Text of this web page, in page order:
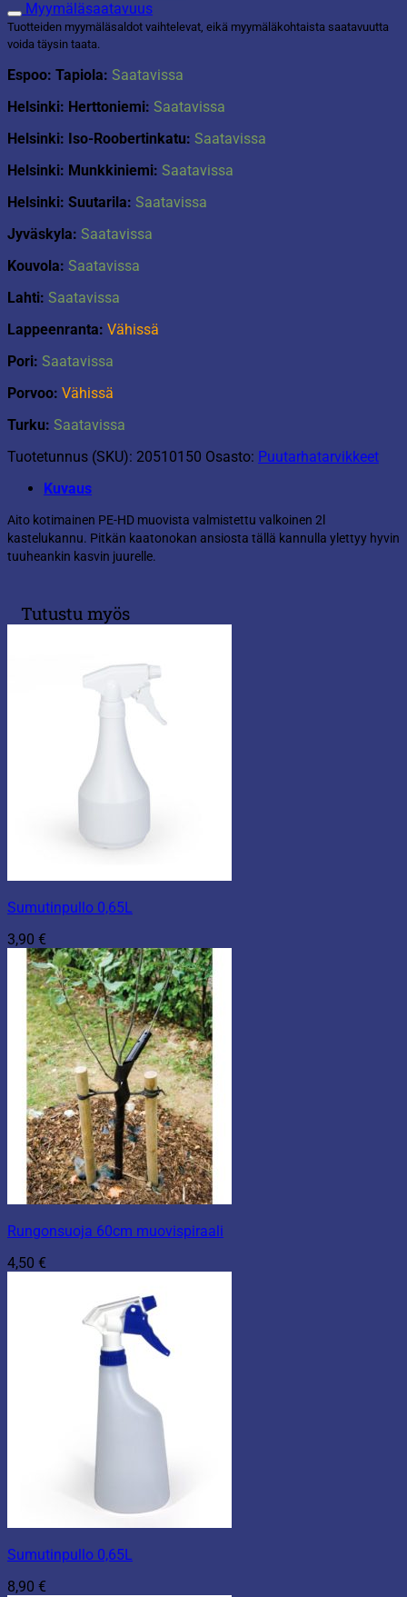
l
valkoinen
määrä
Myymäläsaatavuus
Tuotteiden myymäläsaldot vaihtelevat, eikä myymäläkohtaista saatavuutta
voida täysin taata.
Espoo: Tapiola: Saatavissa
Helsinki: Herttoniemi: Saatavissa
Helsinki: Iso-Roobertinkatu: Saatavissa
Helsinki: Munkkiniemi: Saatavissa
Helsinki: Suutarila: Saatavissa
Jyväskyla: Saatavissa
Kouvola: Saatavissa
Lahti: Saatavissa
Lappeenranta: Vähissä
Pori: Saatavissa
Porvoo: Vähissä
Turku: Saatavissa
Tuotetunnus (SKU): 20510150 Osasto: Puutarhatarvikkeet
Kuvaus
Aito kotimainen PE-HD muovista valmistettu valkoinen 2l
kastelukannu. Pitkän kaatonokan ansiosta tällä kannulla ylettyy hyvin
tuuheankin kasvin juurelle.
Tutustu myös
Sumutinpullo 0,65L
3,90 €
Rungonsuoja 60cm muovispiraali
4,50 €
Sumutinpullo 0,65L
8,90 €